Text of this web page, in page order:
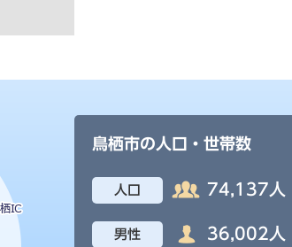
鳥栖市の人口・世帯数
人口 74,137人
男性 36,002人